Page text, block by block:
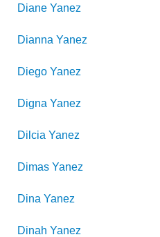
Diane Yanez
Dianna Yanez
Diego Yanez
Digna Yanez
Dilcia Yanez
Dimas Yanez
Dina Yanez
Dinah Yanez